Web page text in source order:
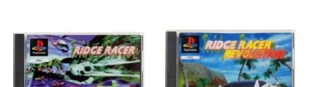
flere
varianter.
Mulighederne
kan
har
flere
varianter.
Mulighederne
kan